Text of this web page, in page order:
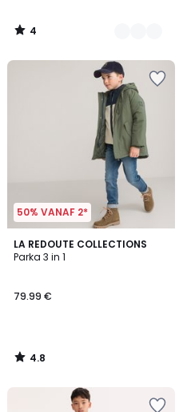
4
/
50% VANAF 2*
LA REDOUTE COLLECTIONS
Parka 3 in 1
79.99 €
4.8
/ 5
4.8
/